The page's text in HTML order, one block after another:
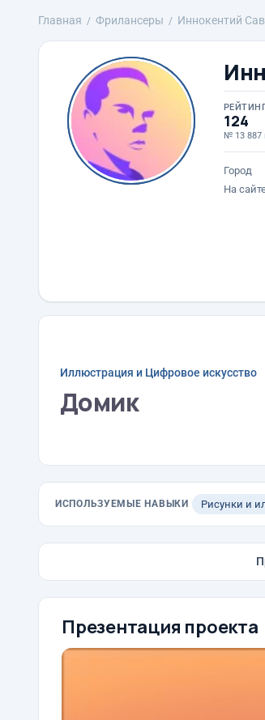
Главная Фрилансеры Иннокентий
124
№ 13 887
Город
На
Иллюстрация и Цифровое искусство
Домик
ИСПОЛЬЗУЕМЫЕ НАВЫКИ Рисунки и
Презентация проекта